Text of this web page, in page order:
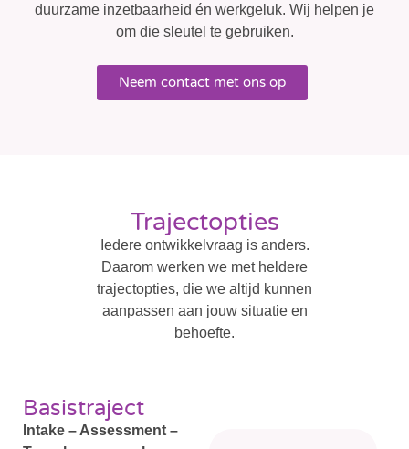
duurzame inzetbaarheid én werkgeluk. Wij helpen je
om die sleutel te gebruiken.
Neem contact met ons op
Trajectopties
Iedere ontwikkelvraag is anders.
Daarom werken we met heldere
trajectopties, die we altijd kunnen
aanpassen aan jouw situatie en
behoefte.
Basistraject
Intake – Assessment –